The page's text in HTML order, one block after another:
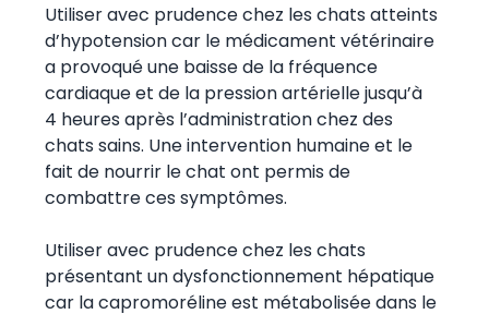
Utiliser avec prudence chez les chats atteints
d’hypotension car le médicament vétérinaire
a provoqué une baisse de la fréquence
cardiaque et de la pression artérielle jusqu’à
4 heures après l’administration chez des
chats sains. Une intervention humaine et le
fait de nourrir le chat ont permis de
combattre ces symptômes.
Utiliser avec prudence chez les chats
présentant un dysfonctionnement hépatique
car la capromoréline est métabolisée dans le